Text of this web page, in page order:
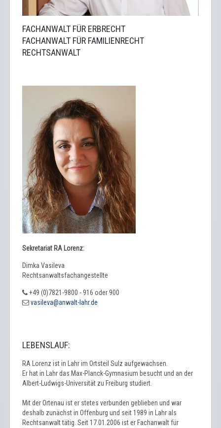
FACHANWALT FÜR ERBRECHT
FACHANWALT FÜR FAMILIENRECHT
RECHTSANWALT
Sekretariat RA Lorenz:
Dimka Vasileva
Rechtsanwaltsfachangestellte
+49 (0)7821-9800 - 916 oder 900
LEBENSLAUF:
RA Lorenz ist in Lahr im Ortsteil Sulz aufgewachsen.
Er hat in Lahr das Max-Planck-Gymnasium besucht und an der
Albert-Ludwigs-Universität zu Freiburg studiert.
Mit der Ortenau ist er stetes verbunden geblieben und war
deshalb zunächst in Offenburg und seit 1989 in Lahr als
Rechtsanwalt tätig. Seit 17.01.2006 ist er Fachanwalt für